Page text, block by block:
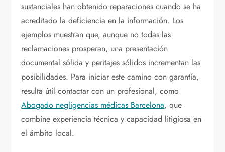
sustanciales han obtenido reparaciones cuando se ha
acreditado la deficiencia en la información. Los
ejemplos muestran que, aunque no todas las
reclamaciones prosperan, una presentación
documental sólida y peritajes sólidos incrementan las
posibilidades. Para iniciar este camino con garantía,
resulta útil contactar con un profesional, como
Abogado negligencias médicas Barcelona, que
combine experiencia técnica y capacidad litigiosa en
el ámbito local.